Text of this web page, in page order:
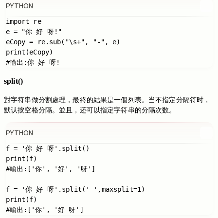
PYTHON
import re
e = "你 好 呀!"
eCopy = re.sub("\s+", "-", e)
print(eCopy)
split()
對字符串做分割處理，最終的結果是一個列表。当不指定分隔符时，
默认按空格分隔。並且，还可以指定字符串的分隔次数。
PYTHON
f = '你 好 呀'.split()
print(f)
#輸出:['你', '好', '呀']
f = '你 好 呀'.split(' ',maxsplit=1)
print(f)